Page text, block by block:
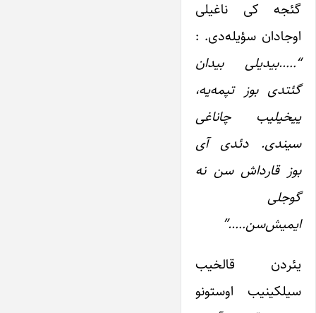
گئجه کی ناغیلی
اوجادان سؤیله‌دی. :
“…..بیدیلی بیدان
گئتدی بوز تپمه‌یه،
ییخیلیب چاناغی
سیندی. دئدی آی
بوز قارداش سن نه
گوجلی
ایمیش‌سن…..”
یئردن قالخیب
سیلکینیب اوستونو